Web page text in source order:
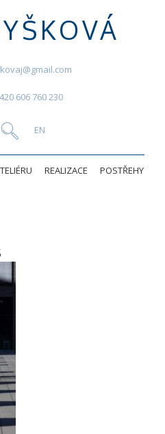
606 760 230
REALIZACE POSTŘEHY